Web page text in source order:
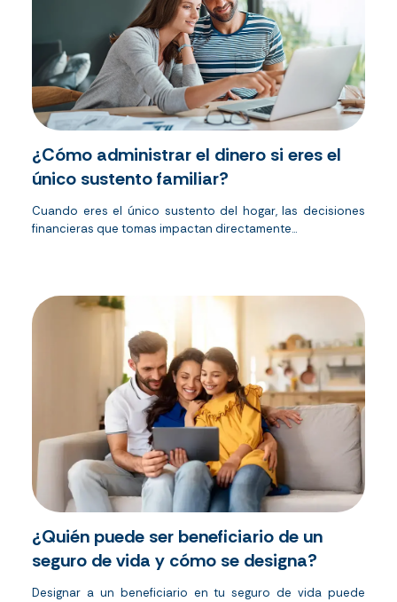
¿Cómo administrar el dinero si eres el
único sustento familiar?
Cuando eres el único sustento del hogar, las decisiones
financieras que tomas impactan directamente...
¿Quién puede ser beneficiario de un
seguro de vida y cómo se designa?
Designar a un beneficiario en tu seguro de vida puede